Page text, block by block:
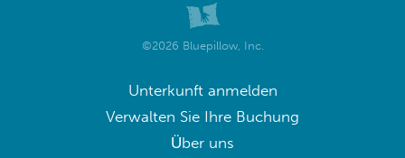
©2026 Bluepillow, Inc.
Unterkunft anmelden
Verwalten Sie Ihre Buchung
Über uns